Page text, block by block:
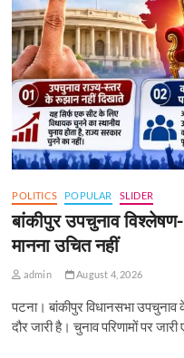
POLITICS POPULAR SLIDER
बांकीपुर उपचुनाव
मानना उचित नहीं
admin August 4, 2026
पटना। बांकीपुर विधानसभा
दौर जारी है। चुनाव परिणामों पर